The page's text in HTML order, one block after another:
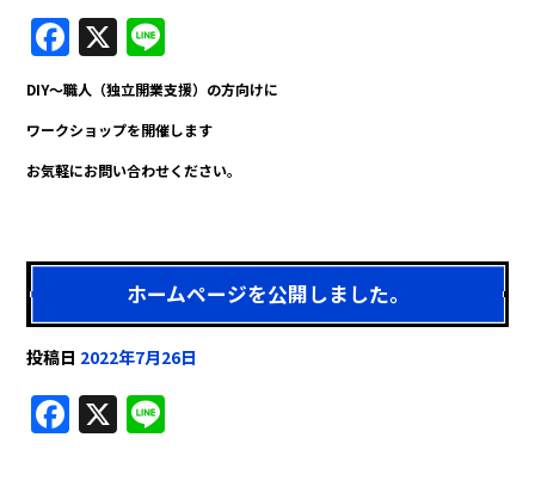
F
a
c
e
b
o
X
n
e
DIY～職人（独立開業支援）の方向けに
ワークショップを開催します
お気軽にお問い合わせください。
ホームページを公開しました。
投稿日 2022年7月26日
F X